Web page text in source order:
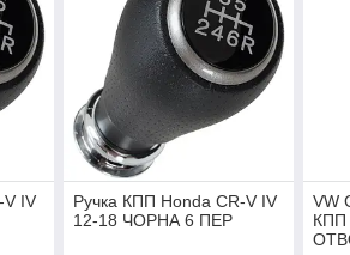
V IV
Ручка КПП Honda CR-V IV
12-18 ЧОРНА 6 ПЕР
VW
КПП